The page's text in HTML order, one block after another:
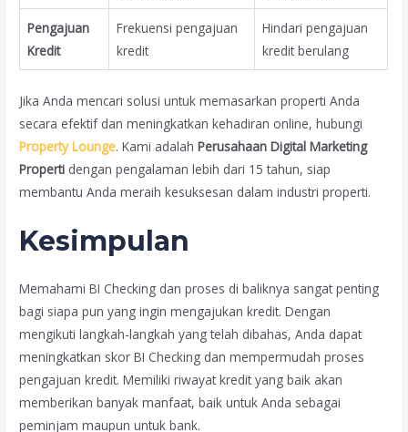
Pengajuan
Kredit
Frekuensi pengajuan
kredit
Hindari pengajuan
kredit berulang
Jika Anda mencari solusi untuk memasarkan properti Anda
secara efektif dan meningkatkan kehadiran online, hubungi
Property Lounge. Kami adalahPerusahaan Digital Marketing
Properti dengan pengalaman lebih dari 15 tahun, siap
membantu Anda meraih kesuksesan dalam industri properti.
Kesimpulan
Memahami BI Checking dan proses di baliknya sangat penting
bagi siapa pun yang ingin mengajukan kredit. Dengan
mengikuti langkah-langkah yang telah dibahas, Anda dapat
meningkatkan skor BI Checking dan mempermudah proses
pengajuan kredit. Memiliki riwayat kredit yang baik akan
memberikan banyak manfaat, baik untuk Anda sebagai
peminjam maupun untuk bank.